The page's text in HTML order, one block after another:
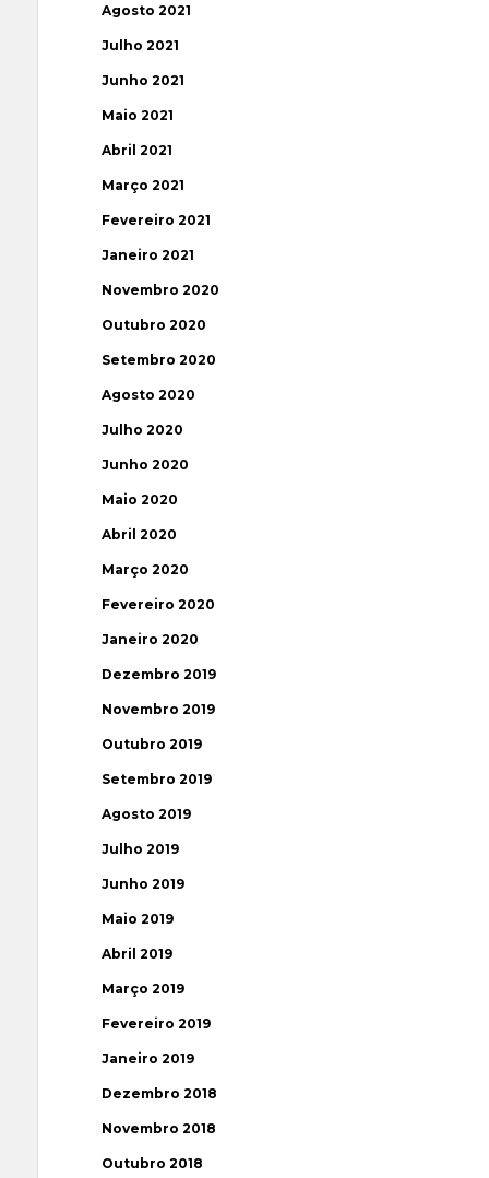
Agosto 2021
Julho 2021
Junho 2021
Maio 2021
Abril 2021
Março 2021
Fevereiro 2021
Janeiro 2021
Novembro 2020
Outubro 2020
Setembro 2020
Agosto 2020
Julho 2020
Junho 2020
Maio 2020
Abril 2020
Março 2020
Fevereiro 2020
Janeiro 2020
Dezembro 2019
Novembro 2019
Outubro 2019
Setembro 2019
Agosto 2019
Julho 2019
Junho 2019
Maio 2019
Abril 2019
Março 2019
Fevereiro 2019
Janeiro 2019
Dezembro 2018
Novembro 2018
Outubro 2018